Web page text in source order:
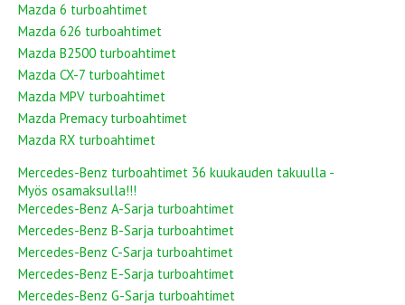
Mazda 6 turboahtimet
Mazda 626 turboahtimet
Mazda B2500 turboahtimet
Mazda CX-7 turboahtimet
Mazda MPV turboahtimet
Mazda Premacy turboahtimet
Mazda RX turboahtimet
Mercedes-Benz turboahtimet 36 kuukauden takuulla -
Myös osamaksulla!!!
Mercedes-Benz A-Sarja turboahtimet
Mercedes-Benz B-Sarja turboahtimet
Mercedes-Benz C-Sarja turboahtimet
Mercedes-Benz E-Sarja turboahtimet
Mercedes-Benz G-Sarja turboahtimet